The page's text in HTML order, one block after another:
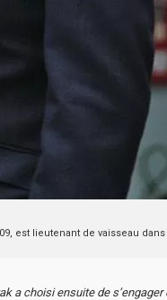
est lieutenant de vaisseau
a choisi ensuite de